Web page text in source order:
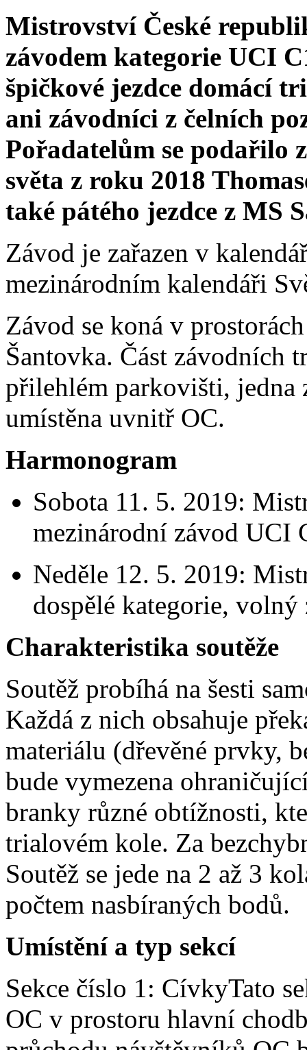
Mistrovství České
závodem kategorie UCI
špičkové jezdce domácí
ani závodníci z čelních
Pořadatelům se podařilo
světa z roku 2018
také pátého jezdce z MS
Závod je zařazen v
mezinárodním kalendáři
Závod se koná v
Šantovka. Část závodních
přilehlém parkovišti, jedna
umístěna uvnitř OC.
Harmonogram
Sobota 11. 5. 2019:
mezinárodní závod UCI
Neděle 12. 5. 2019:
dospělé kategorie, volný
Charakteristika soutěže
Soutěž probíhá na šesti
Každá z nich obsahuje
materiálu (dřevěné prvky,
bude vymezena
branky různé obtížnosti,
trialovém kole. Za
Soutěž se jede na 2 až 3
počtem nasbíraných bodů.
Umístění a typ sekcí
Sekce číslo 1: CívkyTato
OC v prostoru hlavní